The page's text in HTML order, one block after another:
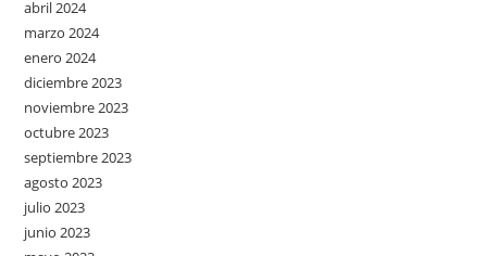
abril 2024
marzo 2024
enero 2024
diciembre 2023
noviembre 2023
octubre 2023
septiembre 2023
agosto 2023
julio 2023
junio 2023